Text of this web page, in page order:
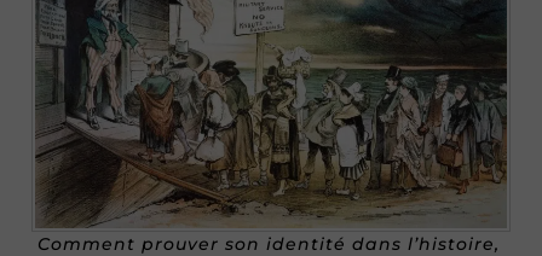
Comment prouver son identité dans l’histoire,